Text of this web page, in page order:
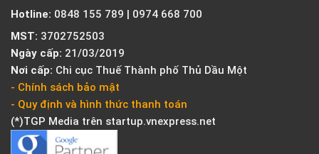
Hotline: 0848 155 789 | 0974 668 700
MST: 3702752503
Ngày cấp: 21/03/2019
Nơi cấp: Chi cục Thuế Thành phố Thủ Dầu Một
- Chính sách bảo mật
- Quy định và hình thức thanh toán
(*)TGP Media trên startup.vnexpress.net